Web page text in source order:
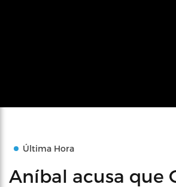
Última Hora
Aníbal acusa que